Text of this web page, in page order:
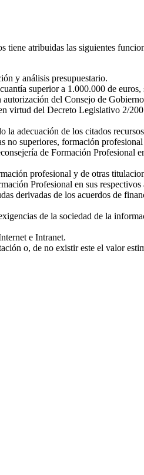
atribuidas las siguientes
y análisis presupuestario.
superior a 1.000.000 de
del Consejo de
virtud del Decreto Legislativo 2/
adecuación de los citados
no superiores, formación
de Formación Profesional
profesional y de otras
Profesional en sus respectivos
derivadas de los acuerdos de
de la sociedad de la
e Intranet.
o, de no existir este el valor